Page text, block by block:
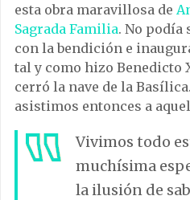
esta obra maravillosa de
Sagrada Familia. No podía
con la bendición e
tal y como hizo Benedicto
cerró la nave de la
asistimos entonces a
Vivimos todo
muchísima
la ilusión de